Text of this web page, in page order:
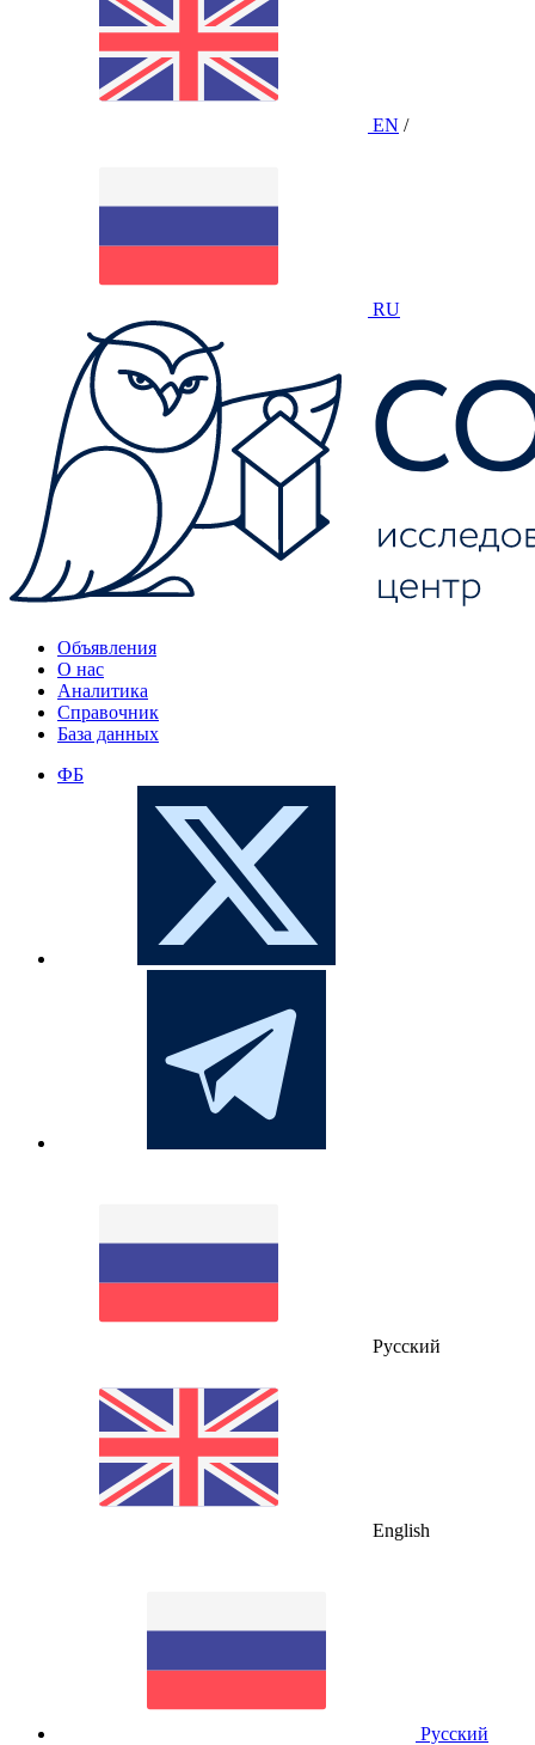
EN /
RU
Объявления
О нас
Аналитика
Справочник
База данных
ФБ
Русский
English
Русский